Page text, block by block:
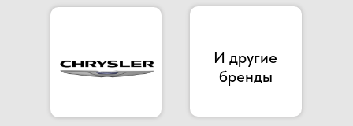
И другие
бренды